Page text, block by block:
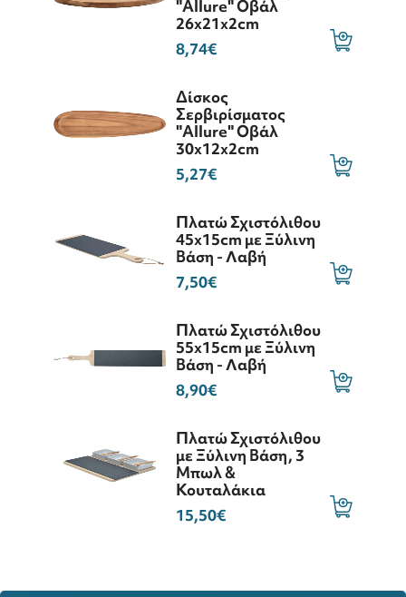
"Allure" Οβάλ
26x21x2cm
8,74€
Δίσκος
Σερβιρίσματος
"Allure" Οβάλ
30x12x2cm
5,27€
Πλατώ Σχιστόλιθου
45x15cm με Ξύλινη
Βάση - Λαβή
7,50€
Πλατώ Σχιστόλιθου
55x15cm με Ξύλινη
Βάση - Λαβή
8,90€
Πλατώ Σχιστόλιθου
με Ξύλινη Βάση, 3
Μπωλ &
Κουταλάκια
15,50€